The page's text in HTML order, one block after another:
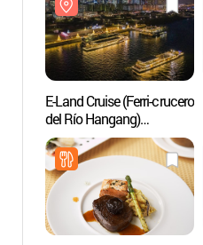
E-Land Cruise (Ferri-crucero
del Río Hangang)
(이랜드크루즈
(한강유람선))